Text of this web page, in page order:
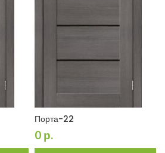
Порта-22
0 р.